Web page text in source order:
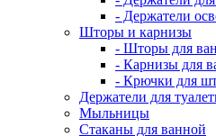
- Держатели
Шторы и карнизы
- Шторы для
- Карнизы для
- Крючки для
Держатели для
Мыльницы
Стаканы для ванной